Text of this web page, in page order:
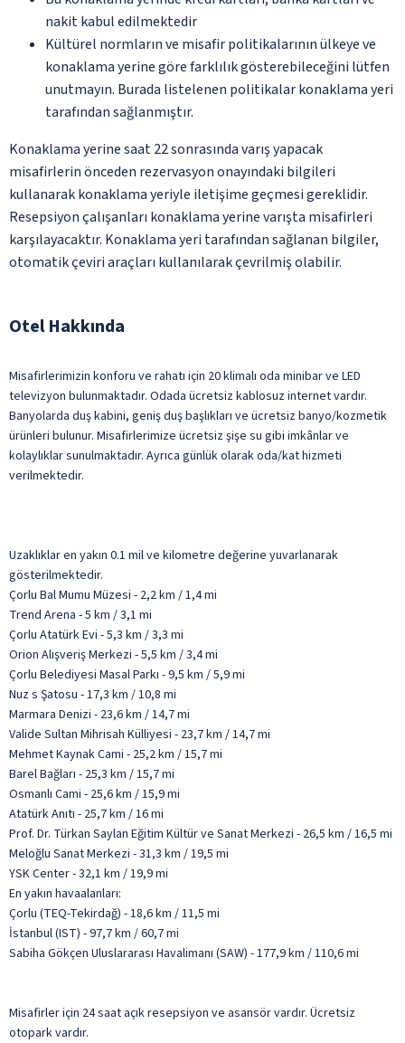
nakit kabul edilmektedir
Kültürel normların ve misafir politikalarının ülkeye ve
konaklama yerine göre farklılık gösterebileceğini lütfen
unutmayın. Burada listelenen politikalar konaklama yeri
tarafından sağlanmıştır.
Konaklama yerine saat 22 sonrasında varış yapacak
misafirlerin önceden rezervasyon onayındaki bilgileri
kullanarak konaklama yeriyle iletişime geçmesi gereklidir.
Resepsiyon çalışanları konaklama yerine varışta misafirleri
karşılayacaktır. Konaklama yeri tarafından sağlanan bilgiler,
otomatik çeviri araçları kullanılarak çevrilmiş olabilir.
Otel Hakkında
Misafirlerimizin konforu ve rahatı için 20 klimalı oda minibar ve LED
televizyon bulunmaktadır. Odada ücretsiz kablosuz internet vardır.
Banyolarda duş kabini, geniş duş başlıkları ve ücretsiz banyo/kozmetik
ürünleri bulunur. Misafirlerimize ücretsiz şişe su gibi imkânlar ve
kolaylıklar sunulmaktadır. Ayrıca günlük olarak oda/kat hizmeti
verilmektedir.
Uzaklıklar en yakın 0.1 mil ve kilometre değerine yuvarlanarak
gösterilmektedir.
Çorlu Bal Mumu Müzesi - 2,2 km / 1,4 mi
Trend Arena - 5 km / 3,1 mi
Çorlu Atatürk Evi - 5,3 km / 3,3 mi
Orion Alışveriş Merkezi - 5,5 km / 3,4 mi
Çorlu Belediyesi Masal Parkı - 9,5 km / 5,9 mi
Nuz s Şatosu - 17,3 km / 10,8 mi
Marmara Denizi - 23,6 km / 14,7 mi
Valide Sultan Mihrisah Külliyesi - 23,7 km / 14,7 mi
Mehmet Kaynak Cami - 25,2 km / 15,7 mi
Barel Bağları - 25,3 km / 15,7 mi
Osmanlı Cami - 25,6 km / 15,9 mi
Atatürk Anıtı - 25,7 km / 16 mi
Prof. Dr. Türkan Saylan Eğitim Kültür ve Sanat Merkezi - 26,5 km / 16,5 mi
Meloğlu Sanat Merkezi - 31,3 km / 19,5 mi
YSK Center - 32,1 km / 19,9 mi
En yakın havaalanları:
Çorlu (TEQ-Tekirdağ) - 18,6 km / 11,5 mi
İstanbul (IST) - 97,7 km / 60,7 mi
Sabiha Gökçen Uluslararası Havalimanı (SAW) - 177,9 km / 110,6 mi
Misafirler için 24 saat açık resepsiyon ve asansör vardır. Ücretsiz
otopark vardır.